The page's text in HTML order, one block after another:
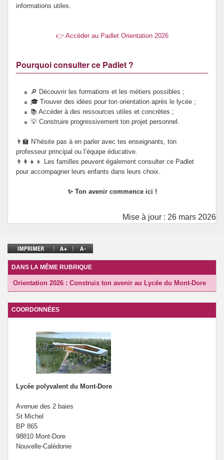
informations utiles.
👉 Accéder au Padlet Orientation 2026
Pourquoi consulter ce Padlet ?
🔎 Découvrir les formations et les métiers possibles ;
🎓 Trouver des idées pour ton orientation après le lycée ;
📚 Accéder à des ressources utiles et concrètes ;
💡 Construire progressivement ton projet personnel.
👨‍🏫 N’hésite pas à en parler avec tes enseignants, ton
professeur principal ou l’équipe éducative.
👨‍👩‍👧‍👦 Les familles peuvent également consulter ce Padlet
pour accompagner leurs enfants dans leurs choix.
✨ Ton avenir commence ici !
Mise à jour : 26 mars 2026
DANS LA MÊME RUBRIQUE
Orientation 2026 : Construis ton avenir au Lycée du Mont-Dore
COORDONNÉES
Lycée polyvalent du Mont-Dore
Avenue des 2 baies
St Michel
BP 865
98810 Mont-Dore
Nouvelle-Calédonie